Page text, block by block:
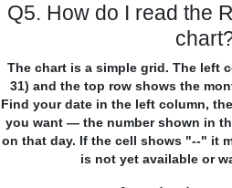
Q5. How do I read the
The chart is a simple grid. The left
31) and the top row shows the
Find your date in the left column,
you want — the number shown in
on that day. If the cell shows "--" it
is not yet available or